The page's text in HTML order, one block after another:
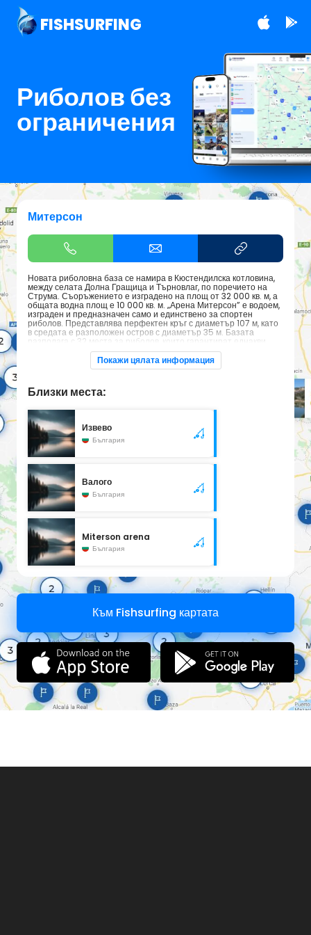
FISHSURFING
Риболов без
ограничения
Митерсон
Новата риболовна база се намира в Кюстендилска котловина,
между селата Долна Гращица и Търновлаг, по поречието на
Струма. Съоръжението е изградено на площ от 32 000 кв. м, а
общата водна площ е 10 000 кв. м. „Арена Митерсон” е водоем,
изграден и предназначен само и единствено за спортен
риболов. Представлява перфектен кръг с диаметър 107 м, като
в средата е разположен остров с диаметър 35 м. Базата
разполага с 32 места за риболов, които гарантират еднакви
условия за всички състезатели. Съоръжението е единствено
по рода си на територията на страната.
Шаран, Каракуда
Покажи цялата информация
Близки места:
Извево
България
Валого
България
Miterson arena
България
Към Fishsurfing картата